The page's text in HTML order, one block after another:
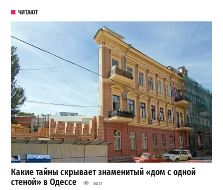
ЧИТАЮТ
Какие тайны скрывает знаменитый «дом с одной
стеной» в Одессе
34121